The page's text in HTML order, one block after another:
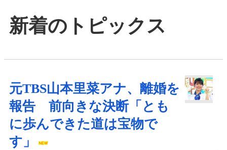
新着のトピックス
元TBS山本里菜アナ、離婚を
報告 前向きな決断「とも
に歩んできた道は宝物で
す」